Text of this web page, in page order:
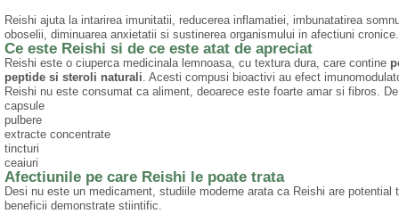
Reishi ajuta la intarirea imunitatii, reducerea inflamatiei, imbunatatirea
oboselii, diminuarea anxietatii si sustinerea organismului in afectiuni cronice.
Ce este Reishi si de ce este atat de apreciat
Reishi este o ciuperca medicinala lemnoasa, cu textura dura, care contine
peptide si steroli naturali. Acesti compusi bioactivi au efect
Reishi nu este consumat ca aliment, deoarece este foarte amar si fibros.
capsule
pulbere
extracte concentrate
tincturi
ceaiuri
Afectiunile pe care Reishi le poate trata
Desi nu este un medicament, studiile moderne arata ca Reishi are
beneficii demonstrate stiintific.